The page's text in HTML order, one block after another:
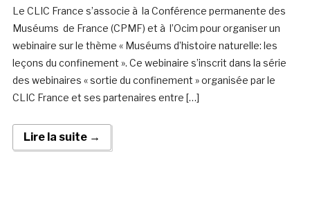
Le CLIC France s’associe à la Conférence permanente des
Muséums de France (CPMF) et à l’Ocim pour organiser un
webinaire sur le thème « Muséums d’histoire naturelle: les
leçons du confinement ». Ce webinaire s’inscrit dans la série
des webinaires « sortie du confinement » organisée par le
CLIC France et ses partenaires entre […]
Lire la suite →